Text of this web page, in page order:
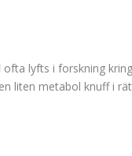
ofta lyfts i forskning
liten metabol knuff i